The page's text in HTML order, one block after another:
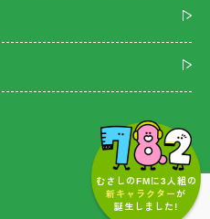
むさしのFMに3人組の
新キャラクターが
誕生しました!